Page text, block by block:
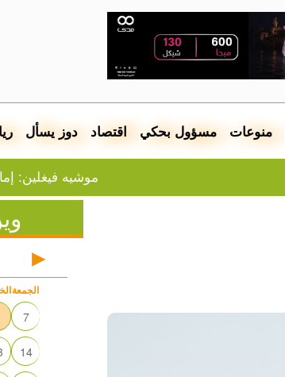
منوعات مسؤول بحكي اقتصاد دوز يسأل
موشيه فيغلين: إما
الجمعة
7
14